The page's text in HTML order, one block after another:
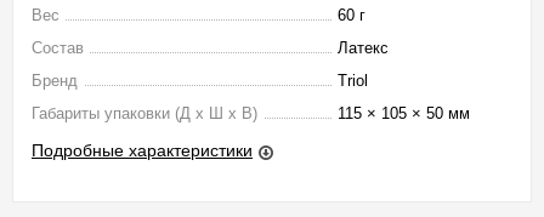
Вес
60 г
Состав
Латекс
Бренд
Triol
Габариты упаковки (Д х Ш х В)
115 × 105 × 50 мм
Подробные характеристики